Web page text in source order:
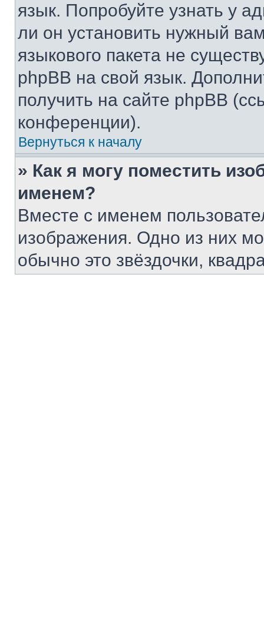
язык. Попробуйте узнать у
ли он установить нужный
языкового пакета не
phpBB на свой язык.
получить на сайте phpBB
конференции).
Вернуться к началу
» Как я могу поместить
именем?
Вместе с именем
изображения. Одно из них
обычно это звёздочки,